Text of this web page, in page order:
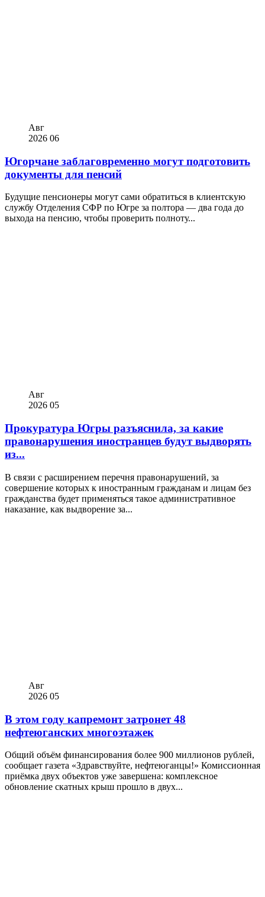
Авг
2026 06
Югорчане заблаговременно могут подготовить
документы для пенсий
Будущие пенсионеры могут сами обратиться в клиентскую
службу Отделения СФР по Югре за полтора — два года до
выхода на пенсию, чтобы проверить полноту...
Авг
2026 05
Прокуратура Югры разъяснила, за какие
правонарушения иностранцев будут выдворять
из...
В связи с расширением перечня правонарушений, за
совершение которых к иностранным гражданам и лицам без
гражданства будет применяться такое административное
наказание, как выдворение за...
Авг
2026 05
В этом году капремонт затронет 48
нефтеюганских многоэтажек
Общий объём финансирования более 900 миллионов рублей,
сообщает газета «Здравствуйте, нефтеюганцы!» Комиссионная
приёмка двух объектов уже завершена: комплексное
обновление скатных крыш прошло в двух...